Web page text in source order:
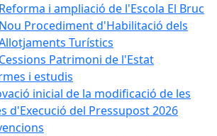
Reforma i ampliació de l'Escola El Bruc
Nou Procediment d'Habilitació dels
Turístics
Cessions Patrimoni de l'Estat
i estudis
inicial de la modificació de les
d'Execució del Pressupost 2026